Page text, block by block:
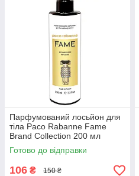
Парфумований лосьйон для
тіла Paco Rabanne Fame
Brand Collection 200 мл
Готово до відправки
106 ₴ 150 ₴